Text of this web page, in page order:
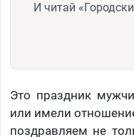
И читай
Это праздник
или имели
поздравляем не